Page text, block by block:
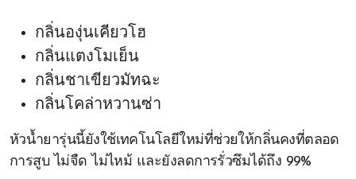
กลิ่นองุ่นเคียวโฮ
กลิ่นแตงโมเย็น
กลิ่นชาเขียวมัทฉะ
กลิ่นโคล่าหวานซ่า
หัวน้ำยารุ่นนี้ยังใช้เทคโนโลยีใหม่ที่ช่วยให้กลิ่นคงที่ตลอด
การสูบ ไม่จืด ไม่ไหม้ และยังลดการรั่วซึมได้ถึง 99%